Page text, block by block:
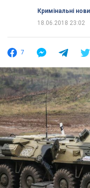
Кримінальні
18.06.2018 23:02
7